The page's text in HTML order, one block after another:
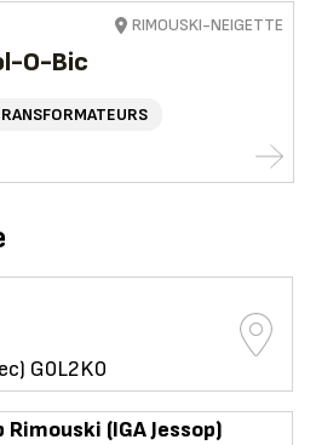
O-Bic
RIMOUSKI-NEIGETTE
G0L2K0
(IGA Jessop)